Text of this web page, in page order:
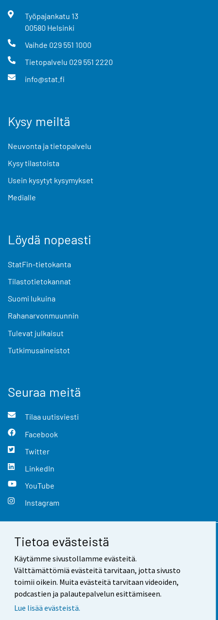
Tietoa evästeistä
Käytämme sivustollamme evästeitä.
Välttämättömiä evästeitä tarvitaan, jotta sivusto
toimii oikein. Muita evästeitä tarvitaan videoiden,
podcastien ja palautepalvelun esittämiseen.
Lue lisää evästeistä.
Työpajankatu 13
00580 Helsinki
Vaihde 029 551 1000
Tietopalvelu 029 551 2220
info@stat.fi
Kysy meiltä
Neuvonta ja tietopalvelu
Kysy tilastoista
Usein kysytyt kysymykset
Medialle
Löydä nopeasti
StatFin-tietokanta
Tilastotietokannat
Suomi lukuina
Rahanarvonmuunnin
Tulevat julkaisut
Tutkimusaineistot
Seuraa meitä
Tilaa uutisviesti
Facebook
Twitter
LinkedIn
YouTube
Instagram
Yhteystiedot
Palaute
Käyttöehdot